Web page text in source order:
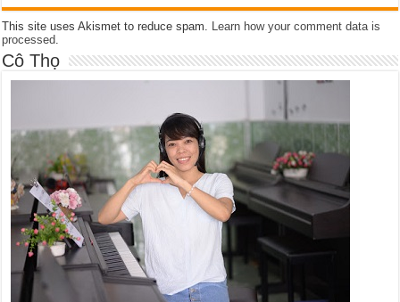
This site uses Akismet to reduce spam. Learn how your comment data is
processed.
Cô Thọ